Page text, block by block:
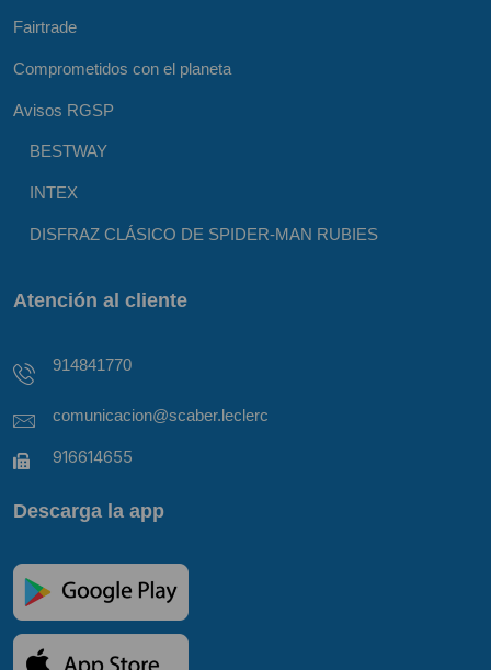
Fairtrade
Comprometidos con el planeta
Avisos RGSP
BESTWAY
INTEX
DISFRAZ CLÁSICO DE SPIDER-MAN RUBIES
Atención al cliente
914841770
comunicacion@scaber.leclerc
916614655
Descarga la app